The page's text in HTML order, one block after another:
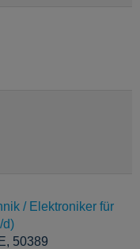
/ Elektroniker für
d)
50389